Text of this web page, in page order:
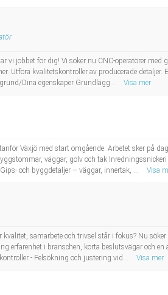
vi jobbet för dig! Vi söker nu CNC-operatörer med
Utföra kvalitetskontroller av producerade detaljer.
Dina egenskaper Grundlägg...
Visa mer
Växjö med start omgående. Arbetet sker på
väggar, golv och tak
och byggdetaljer – väggar, innertak, ...
Visa
samarbete och trivsel står i fokus? Nu
erfarenhet i branschen, korta beslutsvägar och
- Felsökning och justering vid...
Visa mer